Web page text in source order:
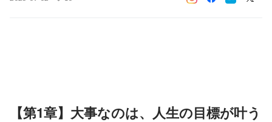
【第1章】大事なのは、人生の目標が叶う